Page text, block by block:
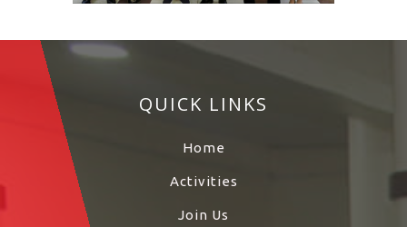
QUICK LINKS
Home
Activities
Join Us